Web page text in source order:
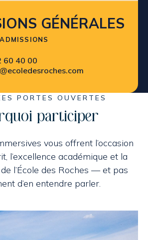
GÉNÉRALES
60 40 00
PORTES OUVERTES
participer
vous offrent l’occasion
l’excellence académique et la
l’École des Roches — et pas
d’en entendre parler.